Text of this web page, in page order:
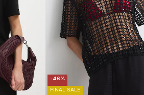
-46%
FINAL SALE